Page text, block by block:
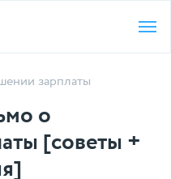
зарплаты
о
[советы +